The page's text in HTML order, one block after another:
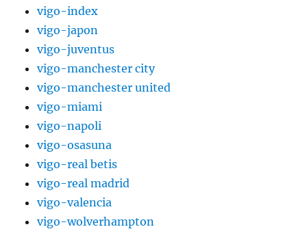
vigo-index
vigo-japon
vigo-juventus
vigo-manchester city
vigo-manchester united
vigo-miami
vigo-napoli
vigo-osasuna
vigo-real betis
vigo-real madrid
vigo-valencia
vigo-wolverhampton